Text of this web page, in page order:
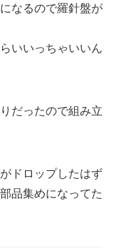
なるので羅針盤が
いいっちゃいいん
だったので組み立
ドロップしたはず
品集めになってた